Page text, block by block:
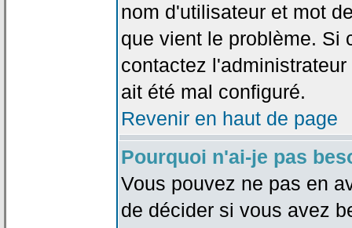
nom d'utilisateur et mot
que vient le problème. Si
contactez
ait été mal configuré.
Revenir en haut de page
Pourquoi n'ai-je pas
Vous pouvez ne pas en
de décider si vous avez